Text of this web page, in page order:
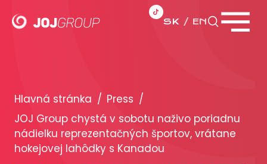
SK EN
Brandy
Produkty
PRODUKCIA
Hlavná stránka / Press /
JOJ Group chystá v sobotu naživo poriadnu
nádielku reprezentačných športov, vrátane
hokejovej lahôdky s Kanadou